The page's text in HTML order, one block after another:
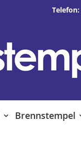
Telefon:
Brennstempel